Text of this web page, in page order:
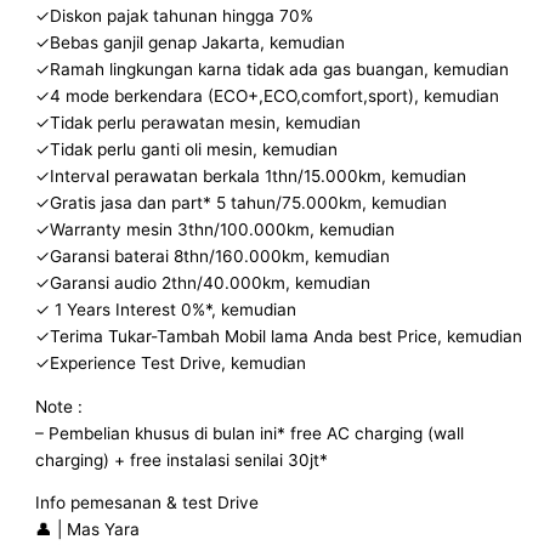
✓Diskon pajak tahunan hingga 70%
✓Bebas ganjil genap Jakarta, kemudian
✓Ramah lingkungan karna tidak ada gas buangan, kemudian
✓4 mode berkendara (ECO+,ECO,comfort,sport), kemudian
✓Tidak perlu perawatan mesin, kemudian
✓Tidak perlu ganti oli mesin, kemudian
✓Interval perawatan berkala 1thn/15.000km, kemudian
✓Gratis jasa dan part* 5 tahun/75.000km, kemudian
✓Warranty mesin 3thn/100.000km, kemudian
✓Garansi baterai 8thn/160.000km, kemudian
✓Garansi audio 2thn/40.000km, kemudian
✓ 1 Years Interest 0%*, kemudian
✓Terima Tukar-Tambah Mobil lama Anda best Price, kemudian
✓Experience Test Drive, kemudian
Note :
– Pembelian khusus di bulan ini* free AC charging (wall
charging) + free instalasi senilai 30jt*
Info pemesanan & test Drive
👤 | Mas Yara